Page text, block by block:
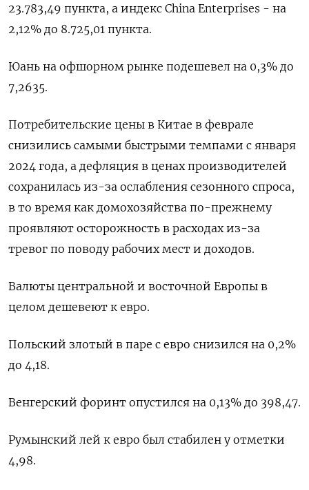
23.783,49​ пункта, а индекс China Enterprises - на
2,12% до 8.725,01 пункта.
Юань на офшорном рынке подешевел на 0,3% до
7,2635.
Потребительские цены в Китае в феврале
снизились самыми быстрыми темпами с января
2024 года, а дефляция в ценах производителей
сохранилась из-за ослабления сезонного спроса,
в то время как домохозяйства по-прежнему
проявляют осторожность в расходах из-за
тревог по поводу рабочих мест и доходов.
Валюты центральной и восточной Европы в
целом дешевеют к евро.
Польский злотый в паре с евро снизился на 0,2%
до 4,18.
Венгерский форинт опустился на 0,13% до 398,47.
Румынский лей к евро был стабилен у отметки
4,98.